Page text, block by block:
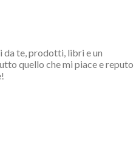
da te, prodotti, libri e un
quello che mi piace e reputo